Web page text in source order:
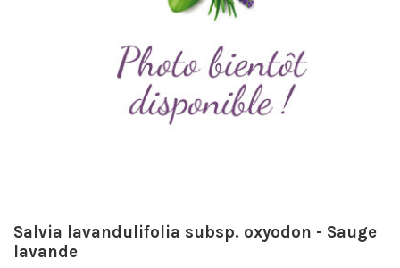
Salvia lavandulifolia subsp. oxyodon - Sauge
lavande